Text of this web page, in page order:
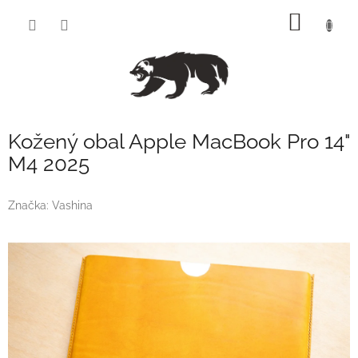
Kožený obal Apple MacBook Pro 14"
M4 2025
Značka: Vashina